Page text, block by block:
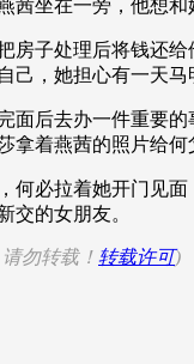
茜坐在一旁，他想和
房子处理后将钱还
己，她担心有一天
面后去办一件重要
拿着燕茜的照片给
何必拉着她开门见
交的女朋友。
勿转载！ 转载许可)